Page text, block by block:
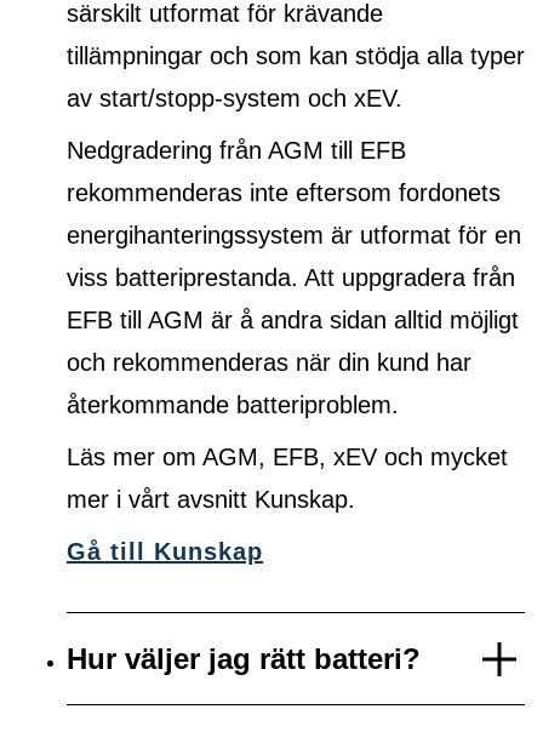
särskilt utformat för krävande
tillämpningar och som kan stödja alla typer
av start/stopp-system och xEV.
Nedgradering från AGM till EFB
rekommenderas inte eftersom fordonets
energihanteringssystem är utformat för en
viss batteriprestanda. Att uppgradera från
EFB till AGM är å andra sidan alltid möjligt
och rekommenderas när din kund har
återkommande batteriproblem.
Läs mer om AGM, EFB, xEV och mycket
mer i vårt avsnitt Kunskap.
Gå till Kunskap
Hur väljer jag rätt batteri?